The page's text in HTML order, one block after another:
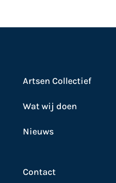
Artsen Collectief
Wat wij doen
Nieuws
Contact